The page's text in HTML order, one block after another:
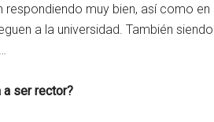
respondiendo muy bien, así como
a la universidad. También
a ser rector?